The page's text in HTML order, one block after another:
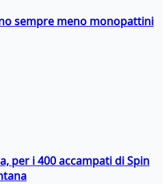
sempre meno monopattini
per i 400 accampati di Spin